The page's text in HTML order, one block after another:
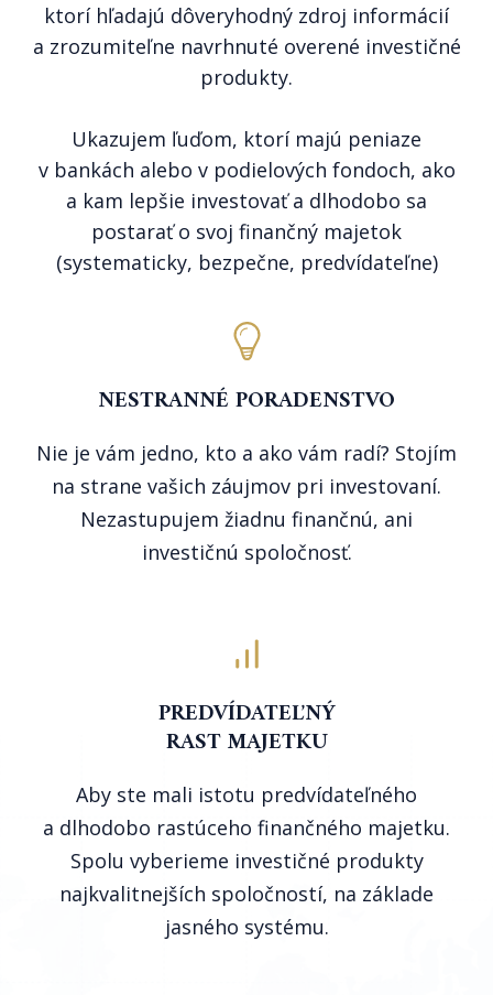
ktorí hľadajú dôveryhodný zdroj informácií
a zrozumiteľne navrhnuté overené investičné
produkty.
Ukazujem ľuďom, ktorí majú peniaze
v bankách alebo v podielových fondoch, ako
a kam lepšie investovať a dlhodobo sa
postarať o svoj finančný majetok
(systematicky, bezpečne, predvídateľne)
NESTRANNÉ PORADENSTVO
Nie je vám jedno, kto a ako vám radí? Stojím
na strane vašich záujmov pri investovaní.
Nezastupujem žiadnu finančnú, ani
investičnú spoločnosť.
PREDVÍDATEĽNÝ
RAST MAJETKU
Aby ste mali istotu predvídateľného
a dlhodobo rastúceho finančného majetku.
Spolu vyberieme investičné produkty
najkvalitnejších spoločností, na základe
jasného systému.